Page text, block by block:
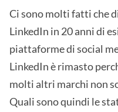
Ci sono molti fatti che
LinkedIn in 20 anni di
piattaforme di social
LinkedIn è rimasto
molti altri marchi non
Quali sono quindi le